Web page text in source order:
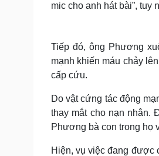
mic cho anh hát bài”,
Tiếp đó, ông Phương
mạnh khiến máu chảy
cấp cứu.
Do vật cứng tác động
thay mắt cho nạn nhân.
Phương bà con trong họ
Hiện, vụ việc đang được